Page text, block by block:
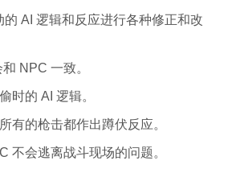
AI 逻辑和反应进行各种修正和改
NPC 一致。
时的 AI 逻辑。
有的枪击都作出蹲伏反应。
不会逃离战斗现场的问题。